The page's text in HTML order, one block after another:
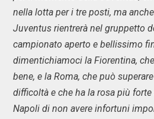
nella lotta per i tre posti, ma
Juventus rientrerà nel gruppetto
campionato aperto e bellissimo
dimentichiamoci la Fiorentina,
bene, e la Roma, che può
difficoltà e che ha la rosa più
Napoli di non avere infortuni